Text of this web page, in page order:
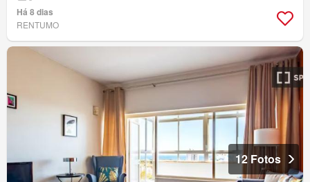
Há 8 dias
RENTUMO
12 Fotos